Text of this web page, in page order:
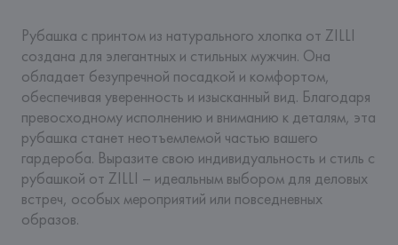
Рубашка с принтом из натурального хлопка от ZILLI
создана для элегантных и стильных мужчин. Она
обладает безупречной посадкой и комфортом,
обеспечивая уверенность и изысканный вид. Благодаря
превосходному исполнению и вниманию к деталям, эта
рубашка станет неотъемлемой частью вашего
гардероба. Выразите свою индивидуальность и стиль с
рубашкой от ZILLI – идеальным выбором для деловых
встреч, особых мероприятий или повседневных
образов.